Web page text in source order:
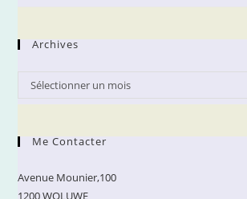
Archives
Archives
Sélectionner un mois
Me Contacter
Avenue Mounier,100
1200 WOLUWE